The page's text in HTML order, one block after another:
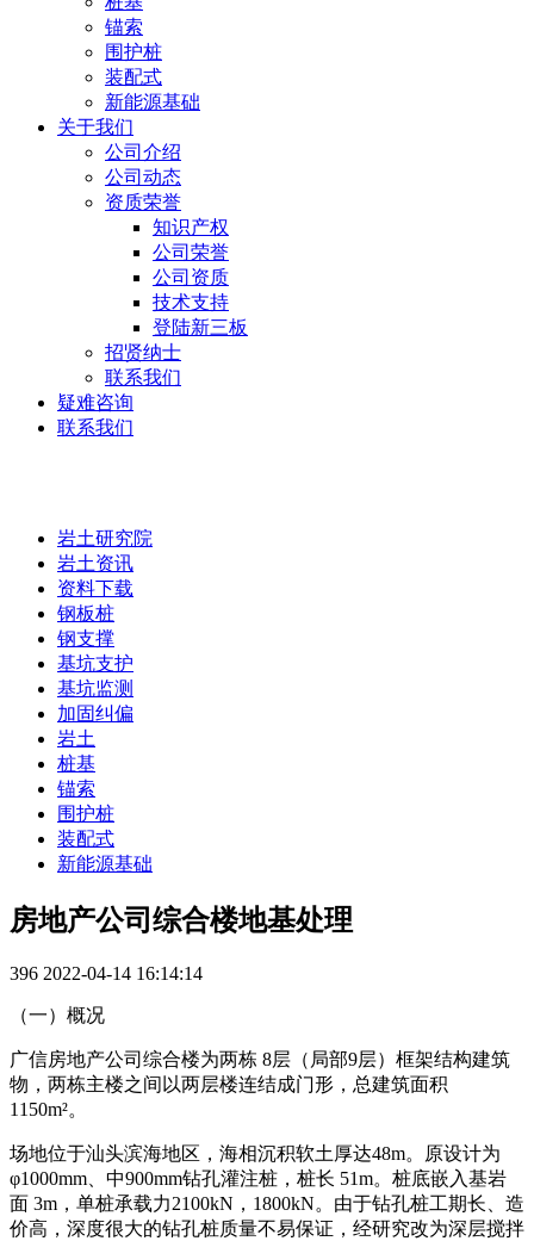
锚索
围护桩
装配式
新能源基础
关于我们
公司介绍
公司动态
资质荣誉
知识产权
公司荣誉
公司资质
技术支持
登陆新三板
招贤纳士
联系我们
疑难咨询
联系我们
岩土研究院
岩土资讯
资料下载
钢板桩
钢支撑
基坑支护
基坑监测
加固纠偏
岩土
桩基
锚索
围护桩
装配式
新能源基础
房地产公司综合楼地基处理
396 2022-04-14 16:14:14
（一）概况
广信房地产公司综合楼为两栋 8层（局部9层）框架结构建筑
物，两栋主楼之间以两层楼连结成门形，总建筑面积
1150m²。
场地位于汕头滨海地区，海相沉积软土厚达48m。原设计为
φ1000mm、中900mm钻孔灌注桩，桩长 51m。桩底嵌入基岩
面 3m，单桩承载力2100kN，1800kN。由于钻孔桩工期长、造
价高，深度很大的钻孔桩质量不易保证，经研究改为深层搅拌